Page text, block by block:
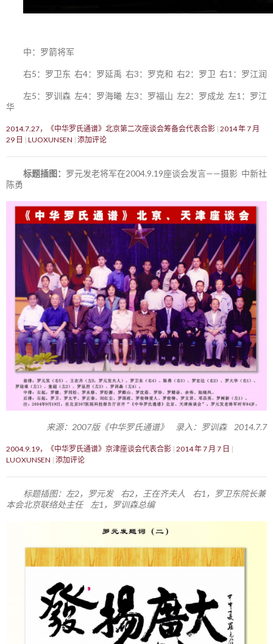
中：罗箭将军
右5：罗卫东 右4：罗延禹 右3：罗克和 右2：罗卫 右1：罗江润
左5：罗训森 左4：罗海曦 左3：罗福山 左2：罗成龙 左1：罗江
华
2014.7.27，《中华罗氏通谱》北京第二次座谈会筹备会代表合影 2014 年 7 月
29 日
LUOXUNSEN 添加评论
标题插图： 罗元发老将军在2004.9.19座谈会发言——摄影 中新社
陈勇
来源：2007版《中华罗氏通谱》 录入：罗训森 2014.7.7
2004.9.19，《中华罗氏通谱》京津座谈会代表合影 2014 年 7 月 7 日
LUOXUNSEN 添加评论
标题插图：左2，罗元发 右2，王在齐夫人 右1，罗卫东院长兼
本会北京联络处主任 左1，罗训森总编